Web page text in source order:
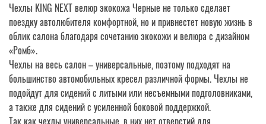
Чехлы KING NEXT велюр экокожа Черные не только сделает
поездку автолюбителя комфортной, но и привнестет новую жизнь в
облик салона благодаря сочетанию экокожи и велюра с дизайном
«Ромб».
Чехлы на весь салон – универсальные, поэтому подходят на
большинство автомобильных кресел различной формы. Чехлы не
подойдут для сидений с литыми или несъемными подголовниками,
а также для сидений с усиленной боковой поддержкой.
Так как чехлы универсальные, в них нет отверстий для